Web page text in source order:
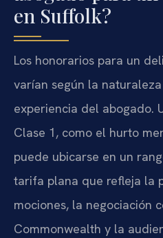
en Suffolk?
Los honorarios para un
varían según la
experiencia del abogado.
Clase 1, como el hurto
puede ubicarse en un
tarifa plana que refleja la
mociones, la negociación
Commonwealth y la